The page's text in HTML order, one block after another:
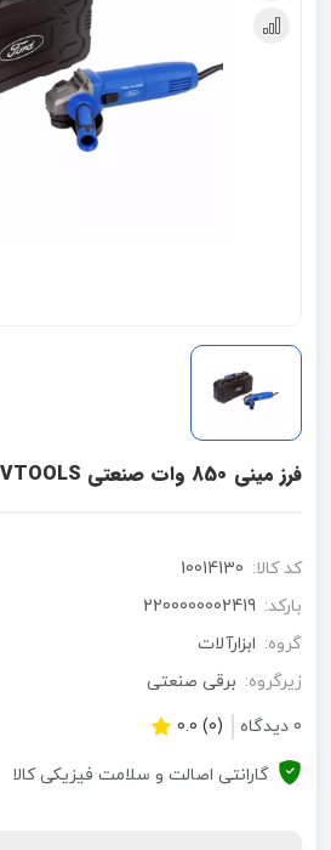
فرز مینی 850 وات صنعتی FORD VTOOLS کد FP70003
کد کالا: 10014130
بارکد: 2200000002419
گروه: ابزارآلات
زیرگروه: برقی صنعتی
0 دیدگاه
(0) 0.0
گارانتی اصالت و سلامت فیزیکی کالا